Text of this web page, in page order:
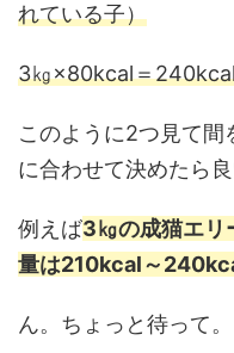
れている子）
3㎏×80kcal＝
このように2つ見て間
に合わせて決めたら良
例えば3㎏の成猫エリ
量は210kcal～
ん。ちょっと待って。